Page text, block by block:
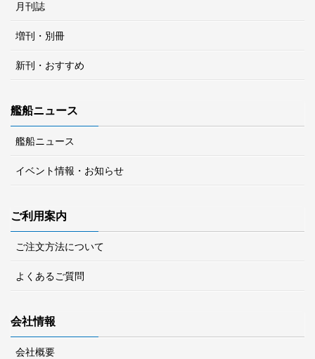
月刊誌
増刊・別冊
新刊・おすすめ
艦船ニュース
艦船ニュース
イベント情報・お知らせ
ご利用案内
ご注文方法について
よくあるご質問
会社情報
会社概要